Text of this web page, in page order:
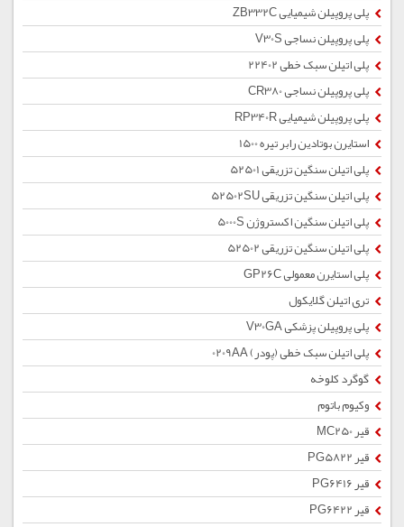
پلی پروپیلن شیمیایی ZB332C
پلی پروپیلن نساجی V30S
پلی اتیلن سبک خطی 22402
پلی پروپیلن نساجی CR380
پلی پروپیلن شیمیایی RP340R
استایرن بوتادین رابر تیره 1500
پلی اتیلن سنگین تزریقی 52501
پلی اتیلن سنگین تزریقی 52502SU
پلی اتیلن سنگین اکستروژن 5000S
پلی اتیلن سنگین تزریقی 52502
پلی استایرن معمولی GP26C
تری اتیلن گلایکول
پلی پروپیلن پزشکی V30GA
پلی اتیلن سبک خطی (پودر) 0209AA
گوگرد کلوخه
وکیوم باتوم
قیر MC250
قیر PG5822
قیر PG6416
قیر PG6422